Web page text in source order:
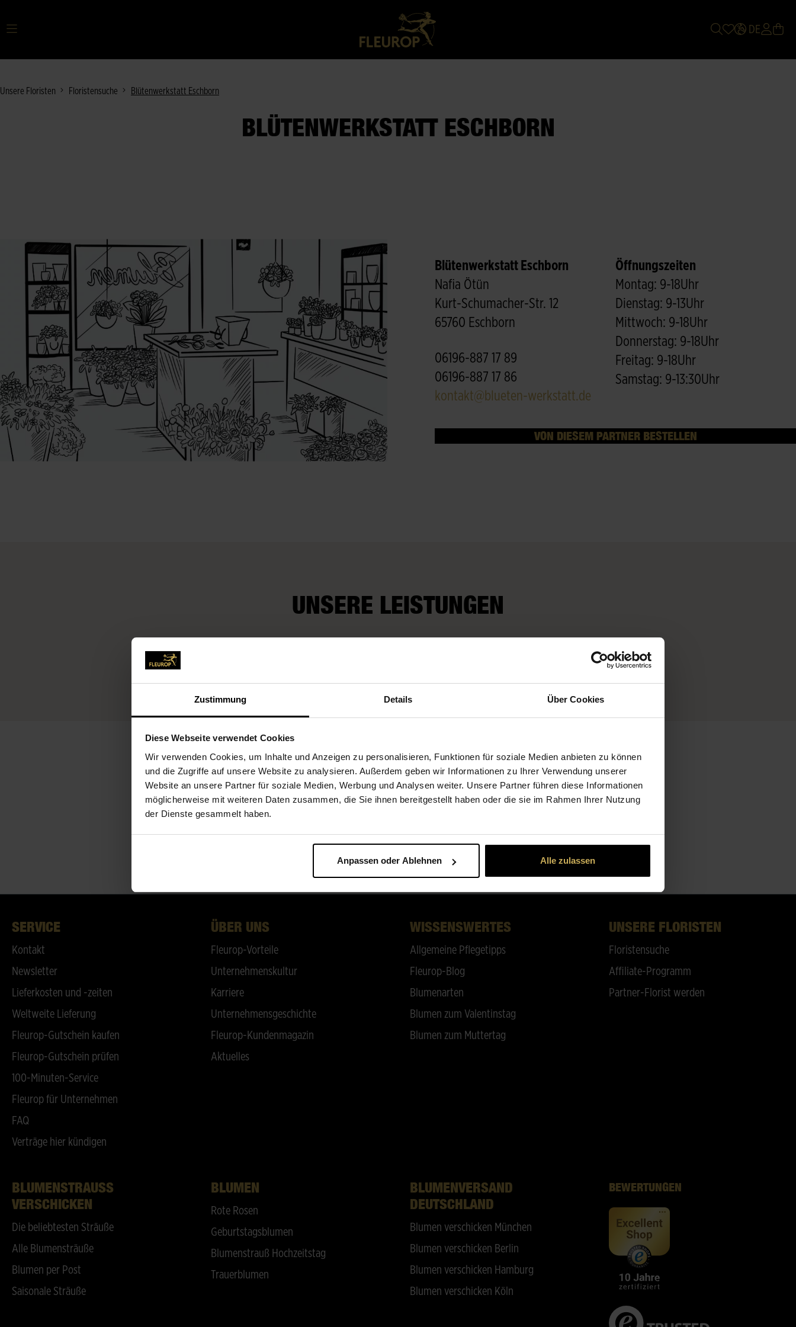
Zustimmung Details Über Cookies
Diese Webseite verwendet Cookies
Wir verwenden Cookies, um Inhalte und Anzeigen zu personalisieren, Funktionen für soziale Medien anbieten zu können
und die Zugriffe auf unsere Website zu analysieren. Außerdem geben wir Informationen zu Ihrer Verwendung unserer
Website an unsere Partner für soziale Medien, Werbung und Analysen weiter. Unsere Partner führen diese Informationen
möglicherweise mit weiteren Daten zusammen, die Sie ihnen bereitgestellt haben oder die sie im Rahmen Ihrer Nutzung
der Dienste gesammelt haben.
Anpassen oder Ablehnen Alle zulassen
DE
Unsere Floristen Floristensuche Blütenwerkstatt Eschborn
BLÜTENWERKSTATT ESCHBORN
Blütenwerkstatt Eschborn
Nafia Ötün
Kurt-Schumacher-Str. 12
65760 Eschborn
06196-887 17 89
06196-887 17 86
kontakt@blueten-werkstatt.de
Öffnungszeiten
Montag: 9-18Uhr
Dienstag: 9-13Uhr
Mittwoch: 9-18Uhr
Donnerstag: 9-18Uhr
Freitag: 9-18Uhr
Samstag: 9-13:30Uhr
VON DIESEM PARTNER BESTELLEN
UNSERE LEISTUNGEN
ÜBER UNS
SERVICE
Kontakt
Newsletter
Lieferkosten und -zeiten
Weltweite Lieferung
Fleurop-Gutschein kaufen
Fleurop-Gutschein prüfen
100-Minuten-Service
Fleurop für Unternehmen
FAQ
Verträge hier kündigen
ÜBER UNS
Fleurop-Vorteile
Unternehmenskultur
Karriere
Unternehmensgeschichte
Fleurop-Kundenmagazin
Aktuelles
WISSENSWERTES
Allgemeine Pflegetipps
Fleurop-Blog
Blumenarten
Blumen zum Valentinstag
Blumen zum Muttertag
UNSERE FLORISTEN
Floristensuche
Affiliate-Programm
Partner-Florist werden
BLUMENSTRAUSS V
ERSCHICKEN
Die beliebtesten Sträuße
Alle Blumensträuße
Blumen per Post
Saisonale Sträuße
BLUMEN
Rote Rosen
Geburtstagsblumen
Blumenstrauß Hochzeitstag
Trauerblumen
BLUMENVERSAND
DEUTSCHLAND
Blumen verschicken München
Blumen verschicken Berlin
Blumen verschicken Hamburg
Blumen verschicken Köln
BEWERTUNGEN